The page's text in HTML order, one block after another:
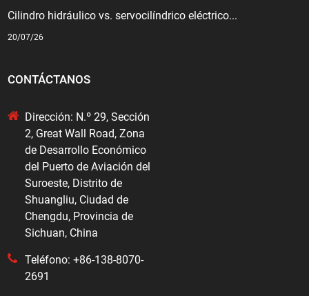
Cilindro hidráulico vs. servocilíndrico eléctrico...
20/07/26
CONTÁCTANOS
Dirección: N.º 29, Sección
2, Great Wall Road, Zona
de Desarrollo Económico
del Puerto de Aviación del
Suroeste, Distrito de
Shuangliu, Ciudad de
Chengdu, Provincia de
Sichuan, China
Teléfono: +86-138-8070-
2691